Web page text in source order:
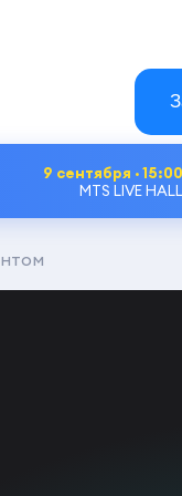
9 сентября · 15:00
MTS LIVE HALL